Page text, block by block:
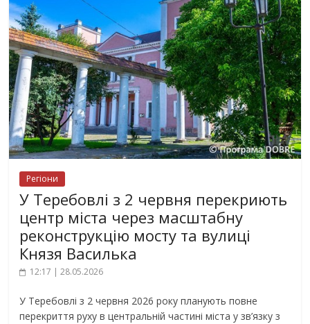
Регіони
У Теребовлі з 2 червня перекриють
центр міста через масштабну
реконструкцію мосту та вулиці
Князя Василька
12:17 | 28.05.2026
У Теребовлі з 2 червня 2026 року планують повне
перекриття руху в центральній частині міста у зв’язку з